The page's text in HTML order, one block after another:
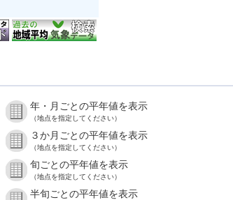
年・月ごとの平年値を表示
（地点を指定してください）
３か月ごとの平年値を表示
（地点を指定してください）
旬ごとの平年値を表示
（地点を指定してください）
半旬ごとの平年値を表示